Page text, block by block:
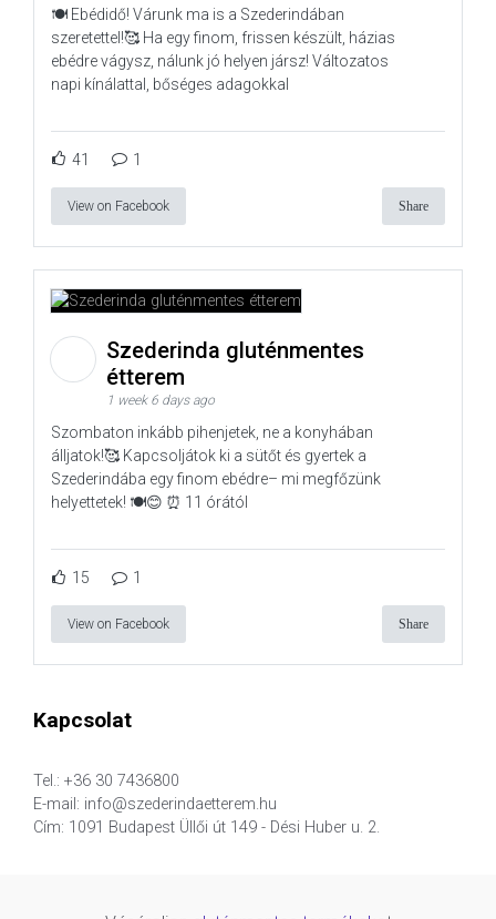
🍽️ Ebédidő! Várunk ma is a Szederindában
szeretettel!🥰 Ha egy finom, frissen készült, házias
ebédre vágysz, nálunk jó helyen jársz! Változatos
napi kínálattal, bőséges adagokkal
41 1
View on Facebook Share
Szederinda gluténmentes
étterem
1 week 6 days ago
Szombaton inkább pihenjetek, ne a konyhában
álljatok!🥰 Kapcsoljátok ki a sütőt és gyertek a
Szederindába egy finom ebédre– mi megfőzünk
helyettetek! 🍽️😊 ⏰ 11 órától
15 1
View on Facebook Share
Kapcsolat
Tel.: +36 30 7436800
E-mail: info@szederindaetterem.hu
Cím: 1091 Budapest Üllői út 149 - Dési Huber u. 2.